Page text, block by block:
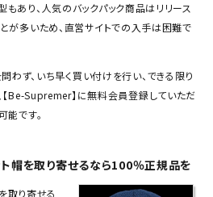
あり、人気のバックパック商品はリリース
が多いため、直営サイトでの入手は困難で
わず、いち早く買い付けを行い、できる限り
【Be-Supremer】に無料会員登録していただ
能です。
帽を取り寄せるなら100％正規品を
を取り寄せる